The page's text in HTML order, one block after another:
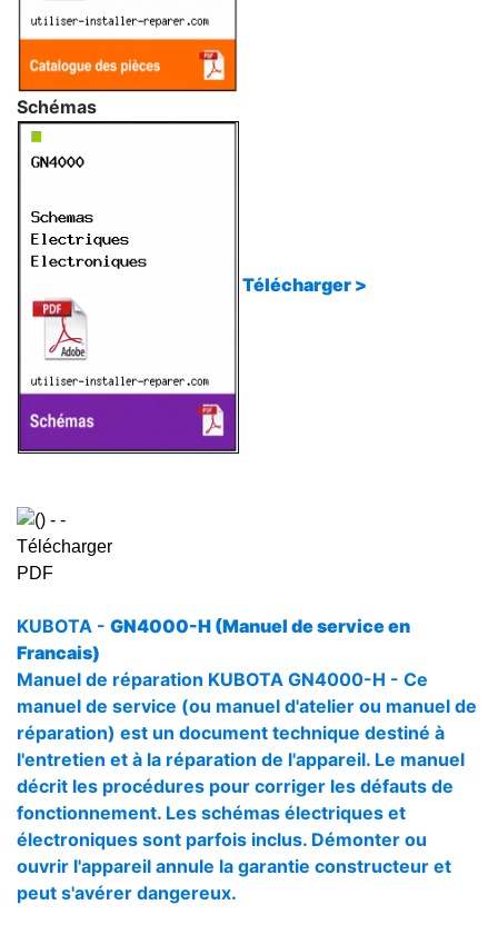
Schémas
Télécharger >
KUBOTA - GN4000-H (Manuel de service en
Francais)
Manuel de réparation KUBOTA GN4000-H - Ce
manuel de service (ou manuel d'atelier ou manuel de
réparation) est un document technique destiné à
l'entretien et à la réparation de l'appareil. Le manuel
décrit les procédures pour corriger les défauts de
fonctionnement. Les schémas électriques et
électroniques sont parfois inclus. Démonter ou
ouvrir l'appareil annule la garantie constructeur et
peut s'avérer dangereux.